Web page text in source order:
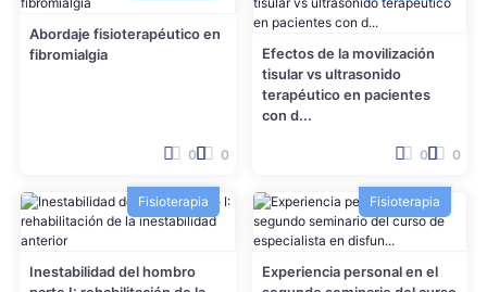
Abordaje fisioterapéutico en
fibromialgia
0 0
Efectos de la movilización
tisular vs ultrasonido
terapéutico en pacientes
con d...
0 0
Fisioterapia
Inestabilidad del hombro
Fisioterapia
Experiencia personal en el